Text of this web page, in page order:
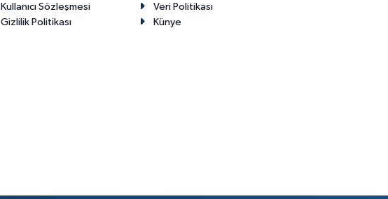
Kullanıcı Sözleşmesi
Veri Politikası
Gizlilik Politikası
Künye